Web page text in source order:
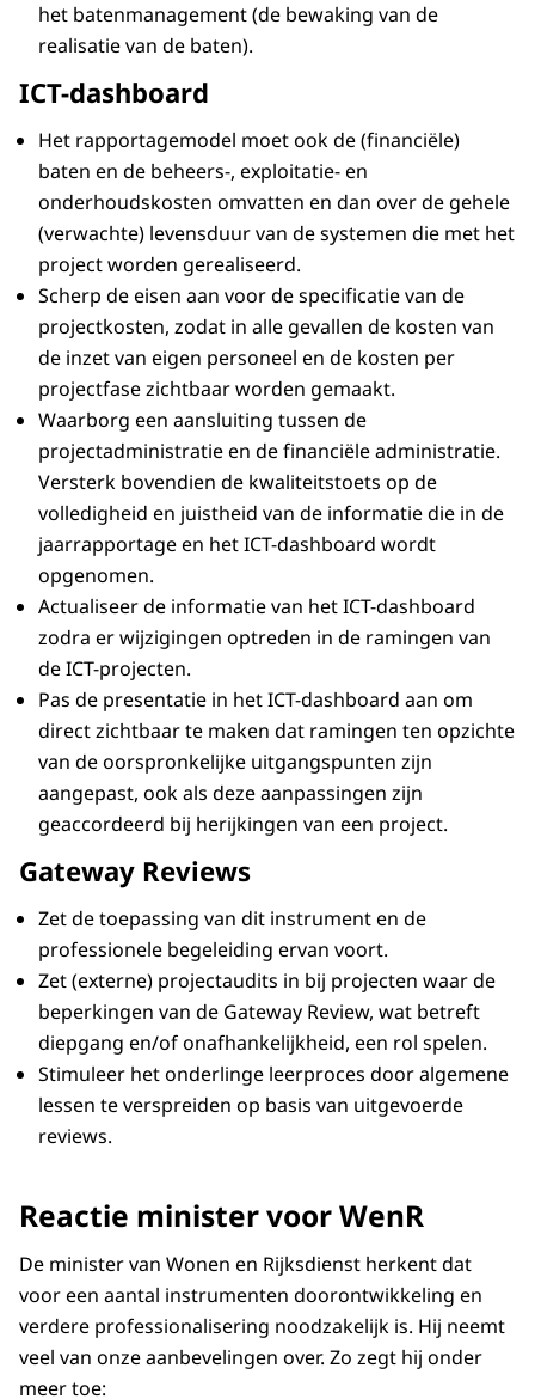
het batenmanagement (de bewaking van de
realisatie van de baten).
ICT-dashboard
Het rapportagemodel moet ook de (financiële)
baten en de beheers-, exploitatie- en
onderhoudskosten omvatten en dan over de gehele
(verwachte) levensduur van de systemen die met het
project worden gerealiseerd.
Scherp de eisen aan voor de specificatie van de
projectkosten, zodat in alle gevallen de kosten van
de inzet van eigen personeel en de kosten per
projectfase zichtbaar worden gemaakt.
Waarborg een aansluiting tussen de
projectadministratie en de financiële administratie.
Versterk bovendien de kwaliteitstoets op de
volledigheid en juistheid van de informatie die in de
jaarrapportage en het ICT-dashboard wordt
opgenomen.
Actualiseer de informatie van het ICT-dashboard
zodra er wijzigingen optreden in de ramingen van
de ICT-projecten.
Pas de presentatie in het ICT-dashboard aan om
direct zichtbaar te maken dat ramingen ten opzichte
van de oorspronkelijke uitgangspunten zijn
aangepast, ook als deze aanpassingen zijn
geaccordeerd bij herijkingen van een project.
Gateway Reviews
Zet de toepassing van dit instrument en de
professionele begeleiding ervan voort.
Zet (externe) projectaudits in bij projecten waar de
beperkingen van de Gateway Review, wat betreft
diepgang en/of onafhankelijkheid, een rol spelen.
Stimuleer het onderlinge leerproces door algemene
lessen te verspreiden op basis van uitgevoerde
reviews.
Reactie minister voor WenR
De minister van Wonen en Rijksdienst herkent dat
voor een aantal instrumenten doorontwikkeling en
verdere professionalisering noodzakelijk is. Hij neemt
veel van onze aanbevelingen over. Zo zegt hij onder
meer toe: